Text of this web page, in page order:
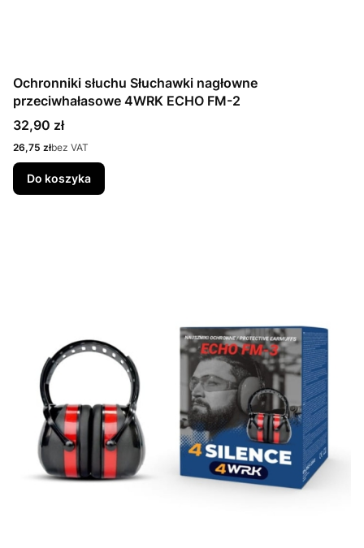
Ochronniki słuchu Słuchawki nagłowne
przeciwhałasowe 4WRK ECHO FM-2
Cena
32,90 zł
Cena
26,75 złbez VAT
Do koszyka